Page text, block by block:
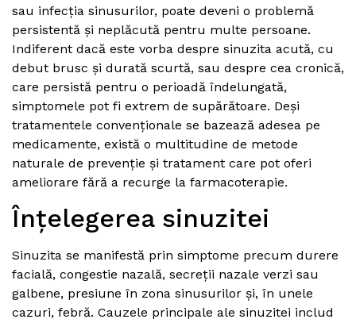
sau infecția sinusurilor, poate deveni o problemă
persistentă și neplăcută pentru multe persoane.
Indiferent dacă este vorba despre sinuzita acută, cu
debut brusc și durată scurtă, sau despre cea cronică,
care persistă pentru o perioadă îndelungată,
simptomele pot fi extrem de supărătoare. Deși
tratamentele convenționale se bazează adesea pe
medicamente, există o multitudine de metode
naturale de prevenție și tratament care pot oferi
ameliorare fără a recurge la farmacoterapie.
Înțelegerea sinuzitei
Sinuzita se manifestă prin simptome precum durere
facială, congestie nazală, secreții nazale verzi sau
galbene, presiune în zona sinusurilor și, în unele
cazuri, febră. Cauzele principale ale sinuzitei includ